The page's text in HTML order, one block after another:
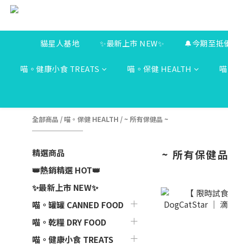
貓星人基地 ✨最新上市 NEW✨ 🔔今期至抵
喵。健康小食 TREATS 喵。保健 HEALTH
全部商品 /喵。保健 HEALTH /~ 所有保健品 ~
精選商品
👑熱銷精選 HOT👑
✨最新上市 NEW✨
喵。罐罐 CANNED FOOD
喵。乾糧 DRY FOOD
喵。健康小食 TREATS
~ 所有保健